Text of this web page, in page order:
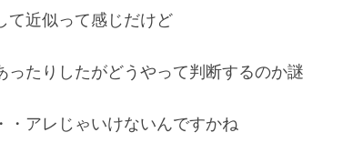
て近似って感じだけど
たりしたがどうやって判断するのか謎
・アレじゃいけないんですかね